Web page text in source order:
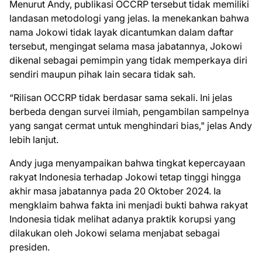
Menurut Andy, publikasi OCCRP tersebut tidak memiliki
landasan metodologi yang jelas. Ia menekankan bahwa
nama Jokowi tidak layak dicantumkan dalam daftar
tersebut, mengingat selama masa jabatannya, Jokowi
dikenal sebagai pemimpin yang tidak memperkaya diri
sendiri maupun pihak lain secara tidak sah.
“Rilisan OCCRP tidak berdasar sama sekali. Ini jelas
berbeda dengan survei ilmiah, pengambilan sampelnya
yang sangat cermat untuk menghindari bias," jelas Andy
lebih lanjut.
Andy juga menyampaikan bahwa tingkat kepercayaan
rakyat Indonesia terhadap Jokowi tetap tinggi hingga
akhir masa jabatannya pada 20 Oktober 2024. Ia
mengklaim bahwa fakta ini menjadi bukti bahwa rakyat
Indonesia tidak melihat adanya praktik korupsi yang
dilakukan oleh Jokowi selama menjabat sebagai
presiden.